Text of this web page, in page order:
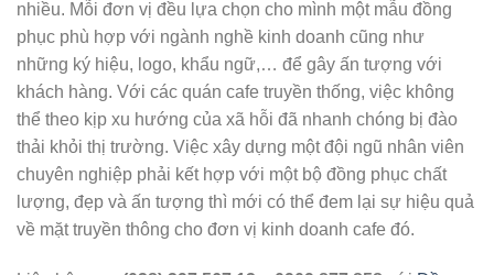
nhiều. Mỗi đơn vị đều lựa chọn cho mình một mẫu đồng
phục phù hợp với ngành nghề kinh doanh cũng như
những ký hiệu, logo, khẩu ngữ,… để gây ấn tượng với
khách hàng. Với các quán cafe truyền thống, việc không
thể theo kịp xu hướng của xã hỗi đã nhanh chóng bị đào
thải khỏi thị trường. Việc xây dựng một đội ngũ nhân viên
chuyên nghiệp phải kết hợp với một bộ đồng phục chất
lượng, đẹp và ấn tượng thì mới có thể đem lại sự hiệu quả
về mặt truyền thông cho đơn vị kinh doanh cafe đó.